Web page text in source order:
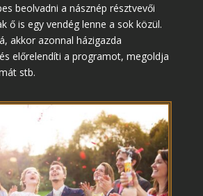
beolvadni a násznép résztvevői
ő is egy vendég lenne a sok közül.
akkor azonnal házigazda
előrelendíti a programot, megoldja
stb.